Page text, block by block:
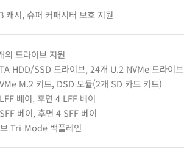
캐시, 슈퍼 커패시터 보호 지원
의 드라이브 지원
HDD/SSD 드라이브, 24개 U.2 NVMe 드라이브
M.2 키트, DSD 모듈(2개 SD 카드 키트)
베이, 후면 4 LFF 베이
베이, 후면 4 SFF 베이
Tri-Mode 백플레인